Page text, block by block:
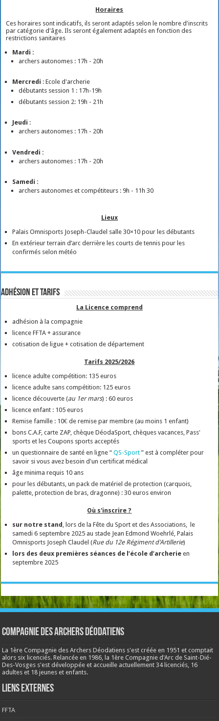
Horaires
Ces horaires sont indicatifs, ils seront adaptés selon le nombre d'inscrits
par catégorie d'âge. Ils seront également adaptés en fonction des
restrictions sanitaires
Mardi :
archers autonomes : 17h - 20h
Mercredi : Ecole d'archerie
débutants session 1 : 17h-19h
débutants session 2: 19h - 21h
Jeudi :
archers autonomes : 17h - 20h
Vendredi :
archers autonomes : 17h - 20h
Samedi :
archers autonomes et compétiteurs : 9h - 11h 30
Lieux
Palais Omnisports Joseph-Claudel salle 30×10 pour les débutants
En extérieur terrain d’arc derrière les courts de tennis pour les
confirmés selon météo
Adhésion et tarifs
La Licence comprend
adhésion à la compagnie
licence FFTA + assurance
cotisation de ligue + cotisation de département
Tarifs 2025/2026
licence adulte compétition: 135 euros
licence adulte sans compétition: 125 euros
licence découverte (au 1er mars) : 60 euros
licence enfant : 105 euros
Remise famille : 10€ de remise par membre (au moins 1 enfant)
bons C.A.F, carte ZAP, chèque DéodaSport, chèques vacances, Pass'
sports et les Coupons sports acceptés
un questionnaire de santé en ligne “QS-Sport ” est à compléter pour
savoir si vous avez besoin d'un certificat médical
âge minima requis 10 ans
pour les débutants, un pack de matériel de protection (carquois,
palette, protection de bras, dragonne) : 30 euros environ
Où s'inscrire ?
sur notre stand , lors de la Fête du Sport et des Associations, le
samedi 6 septembre 2025 au stade Jean Edmond Woehrlé, Palais
Omnisports Joseph Claudel (Rue du 12e Régiment d'Artillerie)
lors des deux premières séances de l’école d’archerieen
septembre 2025
Compagnie des Archers Déodatiens
La 1ère Compagnie des Archers Déodatiens s'est créée en 1951 et comptait
alors six licenciés. Relancée en 1986, la 1ère Compagnie d'Arc de Saint-Dié-
Des-Vosges s'est développée et accueille actuellement 34 licenciés, 16
adultes et 18 jeunes et enfants.
Liens externes
FFTA